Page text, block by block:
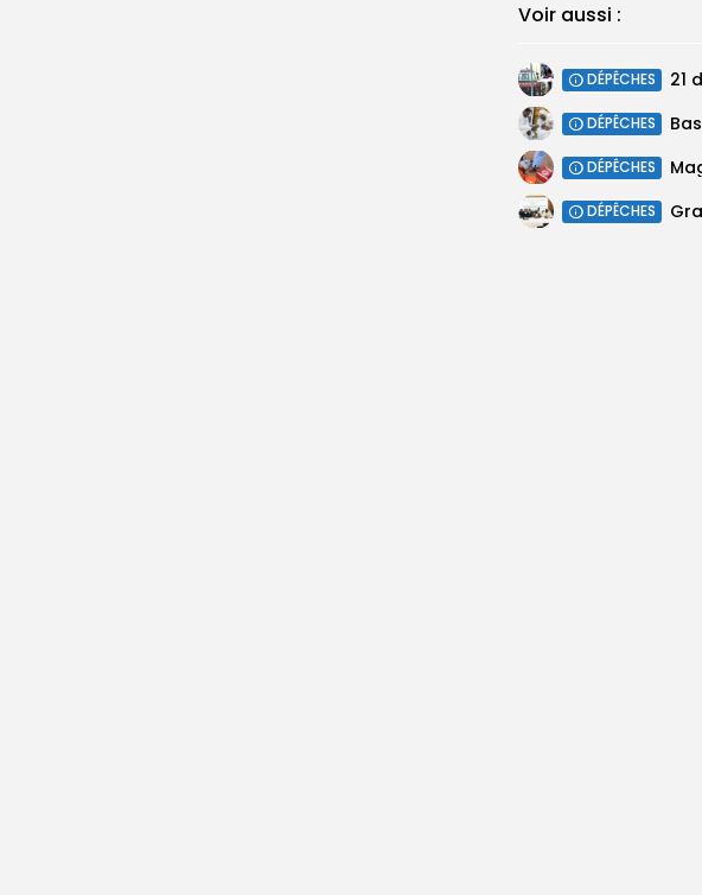
Voir aussi :
DÉPÊCHES
DÉPÊCHES
DÉPÊCHES
DÉPÊCHES